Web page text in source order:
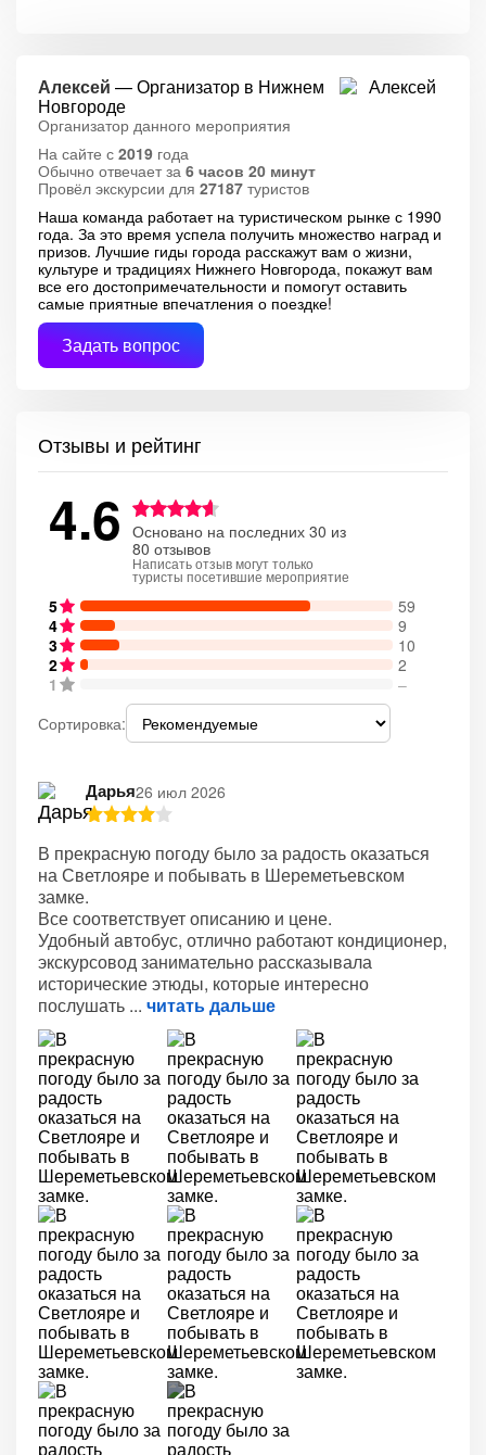
Алексей — Организатор в Нижнем
Новгороде
Организатор данного мероприятия
На сайте с 2019 года
Обычно отвечает за 6 часов 20 минут
Провёл экскурсии для 27187 туристов
Наша команда работает на туристическом рынке с 1990
года. За это время успела получить множество наград и
призов. Лучшие гиды города расскажут вам о жизни,
культуре и традициях Нижнего Новгорода, покажут вам
все его достопримечательности и помогут оставить
самые приятные впечатления о поездке!
Задать вопрос
Отзывы и рейтинг
4.6 Основано на последних 30 из
80 отзывов
Написать отзыв могут только
туристы посетившие мероприятие
5
59
4
9
3
10
2
2
1
–
Сортировка:
Дарья26 июл 2026
В прекрасную погоду было за радость оказаться
на Светлояре и побывать в Шереметьевском
замке.
Все соответствует описанию и цене.
Удобный автобус, отлично работают кондиционер,
экскурсовод занимательно рассказывала
исторические этюды, которые интересно
послушать
читать дальше